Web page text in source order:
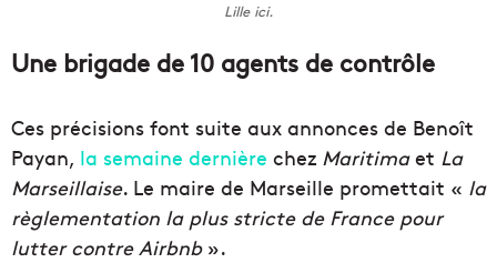
Lille ici.
Une brigade de 10 agents de contrôle
Ces précisions font suite aux annonces de Benoît
Payan, la semaine dernière chez Maritimaet La
Marseillaise. Le maire de Marseille promettait « la
règlementation la plus stricte de France pour
lutter contre Airbnb».